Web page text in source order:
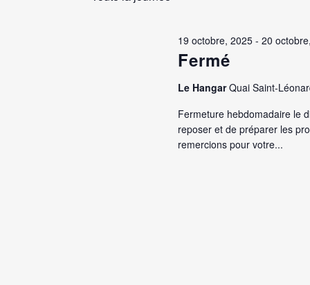
Fermé
19 octobre, 2025 -20
Le HangarQuai Saint-
Fermeture hebdomadaire le
reposer et de préparer les
remercions pour votre...